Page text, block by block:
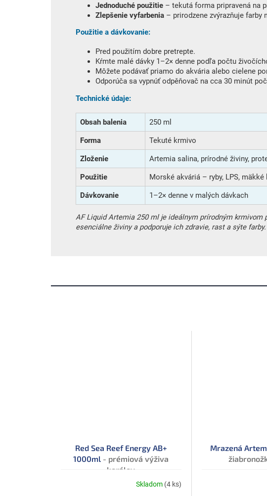
Red Sea Reef Energy AB+
1000ml - prémiová výživa
korálov
Skladom (4 ks)
Mrazená
Jednoduché použitie – tekutá forma pripravená na
Zlepšenie vyfarbenia – prirodzene zvýrazňuje farby
Použitie a dávkovanie:
Pred použitím dobre pretrepte.
Kŕmte malé dávky 1–2× denne podľa počtu
Môžete podávať priamo do akvária alebo cielene
Odporúča sa vypnúť odpěňovač na cca 30 minút
Technické údaje:
Obsah balenia 250 ml
Forma Tekuté krmivo
Zloženie Artemia salina, prírodné živiny,
Použitie Morské akváriá – ryby, LPS,
Dávkovanie 1–2× denne v malých dávkach
AF Liquid Artemia 250 ml je ideálnym prírodným krmivom
esenciálne živiny a podporuje ich zdravie, rast a sýte farby.